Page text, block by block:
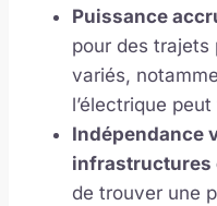
Puissance
pour des trajets
variés,
l’électrique
Indépendance
infrastructures
de trouver une